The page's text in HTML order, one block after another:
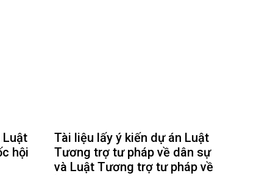
An
pháp
Luật
hội
Tài liệu lấy ý kiến dự án Luật
Tương trợ tư pháp về dân sự
và Luật Tương trợ tư pháp về